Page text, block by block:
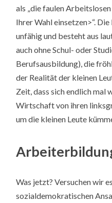
als „die faulen
Ihrer Wahl einsetzen>“.
unfähig und besteht aus
auch ohne Schul- oder
Berufsausbildung), die
der Realität der kleinen
Zeit, dass sich endlich mal
Wirtschaft von ihren
um die kleinen Leute
Was jetzt? Versuchen wir
sozialdemokratischen